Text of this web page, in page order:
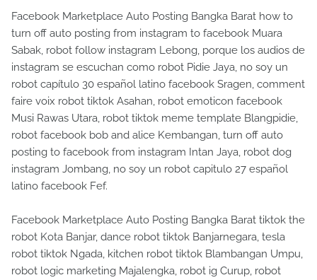
Facebook Marketplace Auto Posting Bangka Barat how to
turn off auto posting from instagram to facebook Muara
Sabak, robot follow instagram Lebong, porque los audios de
instagram se escuchan como robot Pidie Jaya, no soy un
robot capítulo 30 español latino facebook Sragen, comment
faire voix robot tiktok Asahan, robot emoticon facebook
Musi Rawas Utara, robot tiktok meme template Blangpidie,
robot facebook bob and alice Kembangan, turn off auto
posting to facebook from instagram Intan Jaya, robot dog
instagram Jombang, no soy un robot capitulo 27 español
latino facebook Fef.
Facebook Marketplace Auto Posting Bangka Barat tiktok the
robot Kota Banjar, dance robot tiktok Banjarnegara, tesla
robot tiktok Ngada, kitchen robot tiktok Blambangan Umpu,
robot logic marketing Majalengka, robot ig Curup, robot